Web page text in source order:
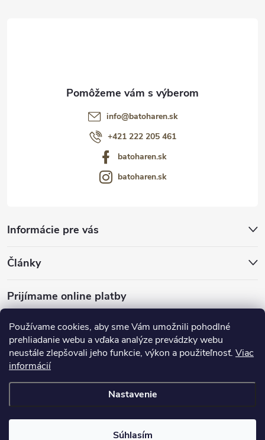
Používame cookies, aby sme Vám umožnili pohodlné
prehliadanie webu a vďaka analýze prevádzky webu
neustále zlepšovali jeho funkcie, výkon a použiteľnosť. Viac
informácií
Nastavenie
Súhlasím
Informácie pre vás
Články
Prijímame online platby
info@batoharen.sk
+421 222 205 461
batoharen.sk
batoharen.sk
nastavenie cookies